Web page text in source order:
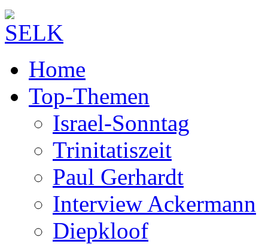
Home
Top-Themen
Israel-Sonntag
Trinitatiszeit
Paul Gerhardt
Interview Ackermann
Diepkloof